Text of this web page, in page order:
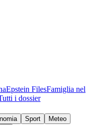
Epstein FilesFamiglia nel
i dossier
Sport
Meteo